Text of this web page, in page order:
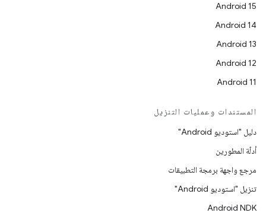
Android 15
Android 14
Android 13
Android 12
Android 11
المستندات وعمليات التنزيل
دليل "استوديو Android"
أدلّة المطورين
مرجع واجهة برمجة التطبيقات
تنزيل "استوديو Android"
Android NDK